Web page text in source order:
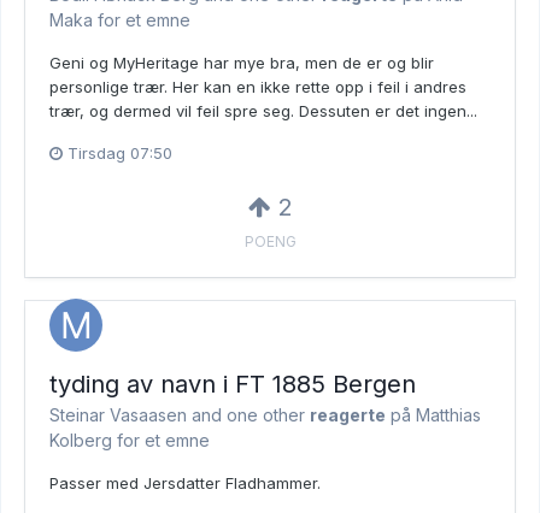
Maka for et emne
Geni og MyHeritage har mye bra, men de er og blir
personlige trær. Her kan en ikke rette opp i feil i andres
trær, og dermed vil feil spre seg. Dessuten er det ingen...
Tirsdag 07:50
2
POENG
tyding av navn i FT 1885 Bergen
Steinar Vasaasen and one other reagerte på Matthias
Kolberg for et emne
Passer med Jersdatter Fladhammer.